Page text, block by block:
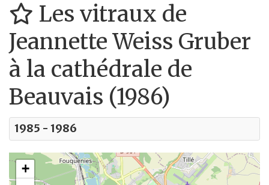
Les vitraux de
Jeannette Weiss Gruber
à la cathédrale de
Beauvais (1986)
1985 - 1986